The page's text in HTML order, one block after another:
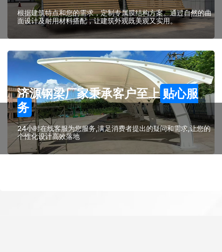
根据建筑特点和您的需求，定制专属膜结构方案。通过自然的曲
面设计及耐用材料搭配，让建筑外观既美观又实用。
济源钢梁厂家秉承客户至上 贴心服
务
24小时在线客服为您服务,满足消费者提出的疑问和需求,让您的
个性化设计高效落地